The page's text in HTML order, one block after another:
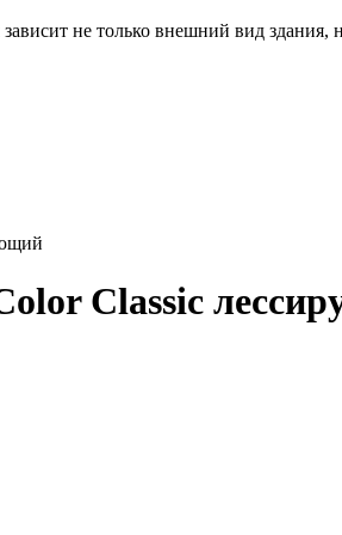
не только внешний вид здания,
Classic